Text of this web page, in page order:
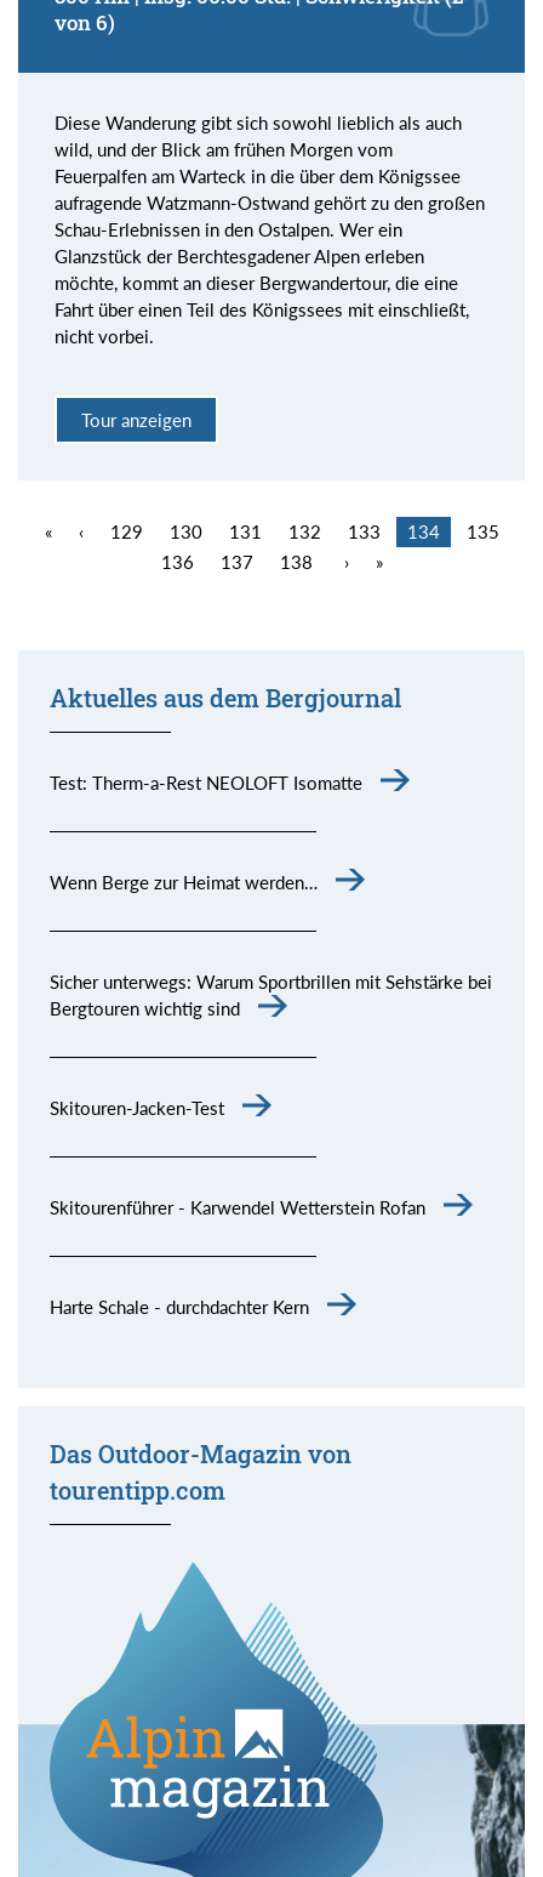
von 6)
Diese Wanderung gibt sich sowohl lieblich als auch
wild, und der Blick am frühen Morgen vom
Feuerpalfen am Warteck in die über dem Königssee
aufragende Watzmann-Ostwand gehört zu den großen
Schau-Erlebnissen in den Ostalpen. Wer ein
Glanzstück der Berchtesgadener Alpen erleben
möchte, kommt an dieser Bergwandertour, die eine
Fahrt über einen Teil des Königssees mit einschließt,
nicht vorbei.
Tour anzeigen
« ‹ 129 130 131 132 133 134
135
136
137 138 › »
Aktuelles aus dem Bergjournal
Test: Therm-a-Rest NEOLOFT Isomatte
Wenn Berge zur Heimat werden…
Sicher unterwegs: Warum Sportbrillen mit Sehstärke bei
Bergtouren wichtig sind
Skitouren-Jacken-Test
Skitourenführer - Karwendel Wetterstein Rofan
Harte Schale - durchdachter Kern
Das Outdoor-Magazin von
tourentipp.com